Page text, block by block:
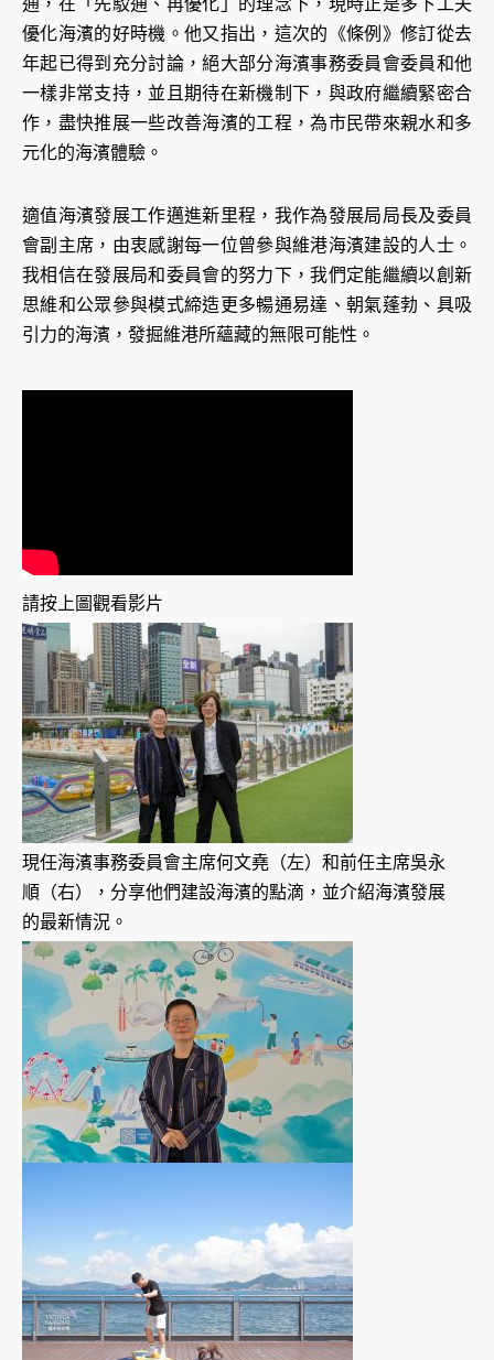
優化海濱的好時機。他又指出，這次的《條例》修訂從去
年起已得到充分討論，絕大部分海濱事務委員會委員和他
一樣非常支持，並且期待在新機制下，與政府繼續緊密合
作，盡快推展一些改善海濱的工程，為市民帶來親水和多
元化的海濱體驗。
適值海濱發展工作邁進新里程，我作為發展局局長及委員
會副主席，由衷感謝每一位曾參與維港海濱建設的人士。
我相信在發展局和委員會的努力下，我們定能繼續以創新
思維和公眾參與模式締造更多暢通易達、朝氣蓬勃、具吸
引力的海濱，發掘維港所蘊藏的無限可能性。
請按上圖觀看影片
現任海濱事務委員會主席何文堯（左）和前任主席吳永
順（右），分享他們建設海濱的點滴，並介紹海濱發展
的最新情況。